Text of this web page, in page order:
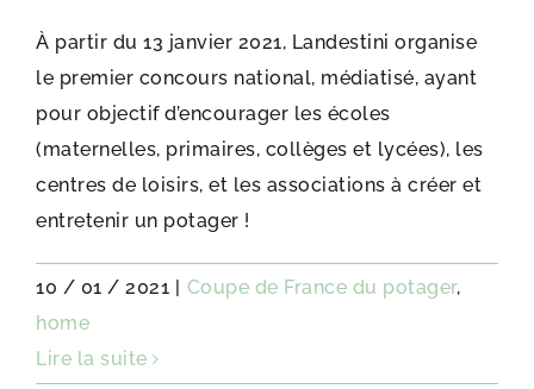
À partir du 13 janvier 2021, Landestini organise
le premier concours national, médiatisé, ayant
pour objectif d’encourager les écoles
(maternelles, primaires, collèges et lycées), les
centres de loisirs, et les associations à créer et
entretenir un potager !
10 / 01 / 2021 | Coupe de France du potager,
home
Lire la suite